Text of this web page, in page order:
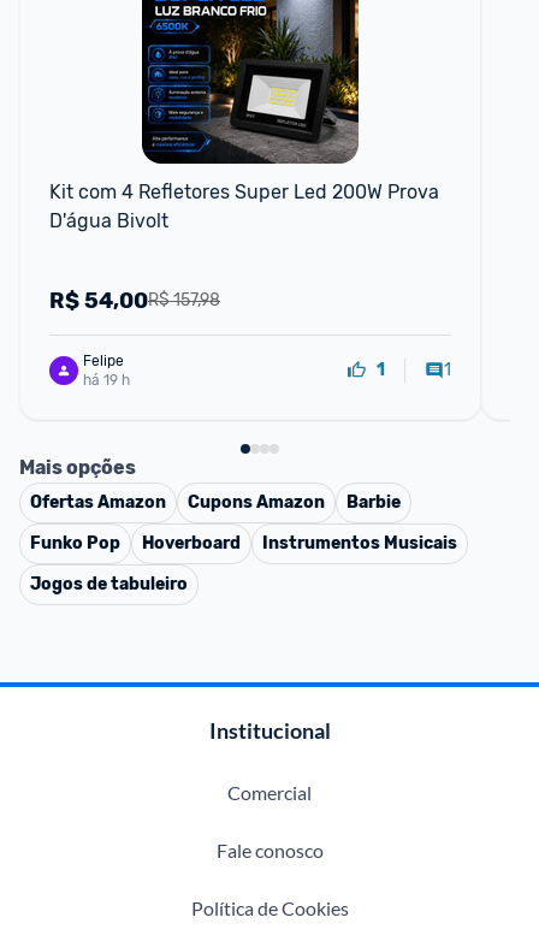
Kit com 4 Refletores Super Led 200W Prova
D'água Bivolt
R$ 157,98
R$54,00
Felipe
há 19 h
1 1
Mais opções
OfertasAmazon CuponsAmazon
Barbie
Funko Pop
Hoverboard
Instrumentos Musicais
Jogos de tabuleiro
Institucional
Comercial
Fale conosco
Política de Cookies